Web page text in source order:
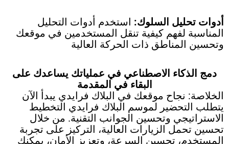
أدوات تحليل السلوك: استخدم أدوات التحليل
المناسبة لفهم كيفية تنقل المستخدمين في موقعك
وتحسين المناطق ذات الحركة العالية
دمج الذكاء الاصطناعي في عملياتك يساعدك على
البقاء في المقدمة
الخلاصة: نجاح موقعك في البلاك فرايدي يبدأ الآن
يتطلب التحضير لموسم البلاك فرايدي التخطيط
الاستراتيجي وتحسين الجوانب التقنية. من خلال
تحسين تحمل الزيارات العالية، التركيز على تجربة
المستخدم، تحسين السرعة، وتعزيز الأمان، يمكنك